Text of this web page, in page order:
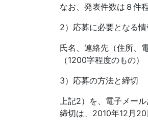
なお、発表件数は８件
2）応募に必要となる情
氏名、連絡先（住所、
（1200字程度のもの）
3）応募の方法と締切
上記2）を、電子メー
締切は、2010年12月20